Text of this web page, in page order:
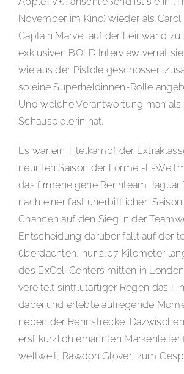
November im Kino) wieder als Carol
Captain Marvel auf der Leinwand zu
exklusiven BOLD Interview verrät
wie aus der Pistole geschossen
so eine Superheldinnen-Rolle
Und welche Verantwortung man
Schauspielerin hat.
Es war ein Titelkampf der
neunten Saison der Formel-E-
das firmeneigene Rennteam Jaguar
nach einer fast unerbittlichen
Chancen auf den Sieg in der
Entscheidung darüber fällt auf der
überdachten, nur 2,07 Kilometer
des ExCel-Centers mitten in
vereitelt sintflutartiger Regen das
dabei und erlebte aufregende
neben der Rennstrecke.
erst kürzlich ernannten Markenleiter
weltweit, Rawdon Glover, zum